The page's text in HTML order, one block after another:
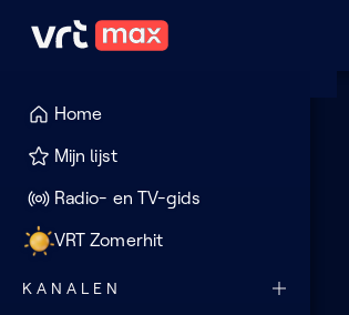
Naar hoofdinhoud
Home
Mijn lijst
Radio- en TV-gids
VRT Zomerhit
KANALEN